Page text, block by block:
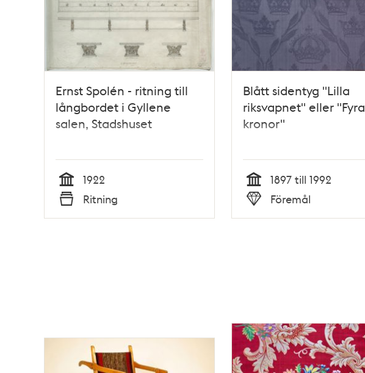
Ernst Spolén - ritning till
långbordet i Gyllene
salen, Stadshuset
Tid
1922
Typ
Ritning
Blått sidentyg "Lilla
riksvapnet" eller "Fyra
kronor"
Tid
1897 till 1992
Typ
Föremål